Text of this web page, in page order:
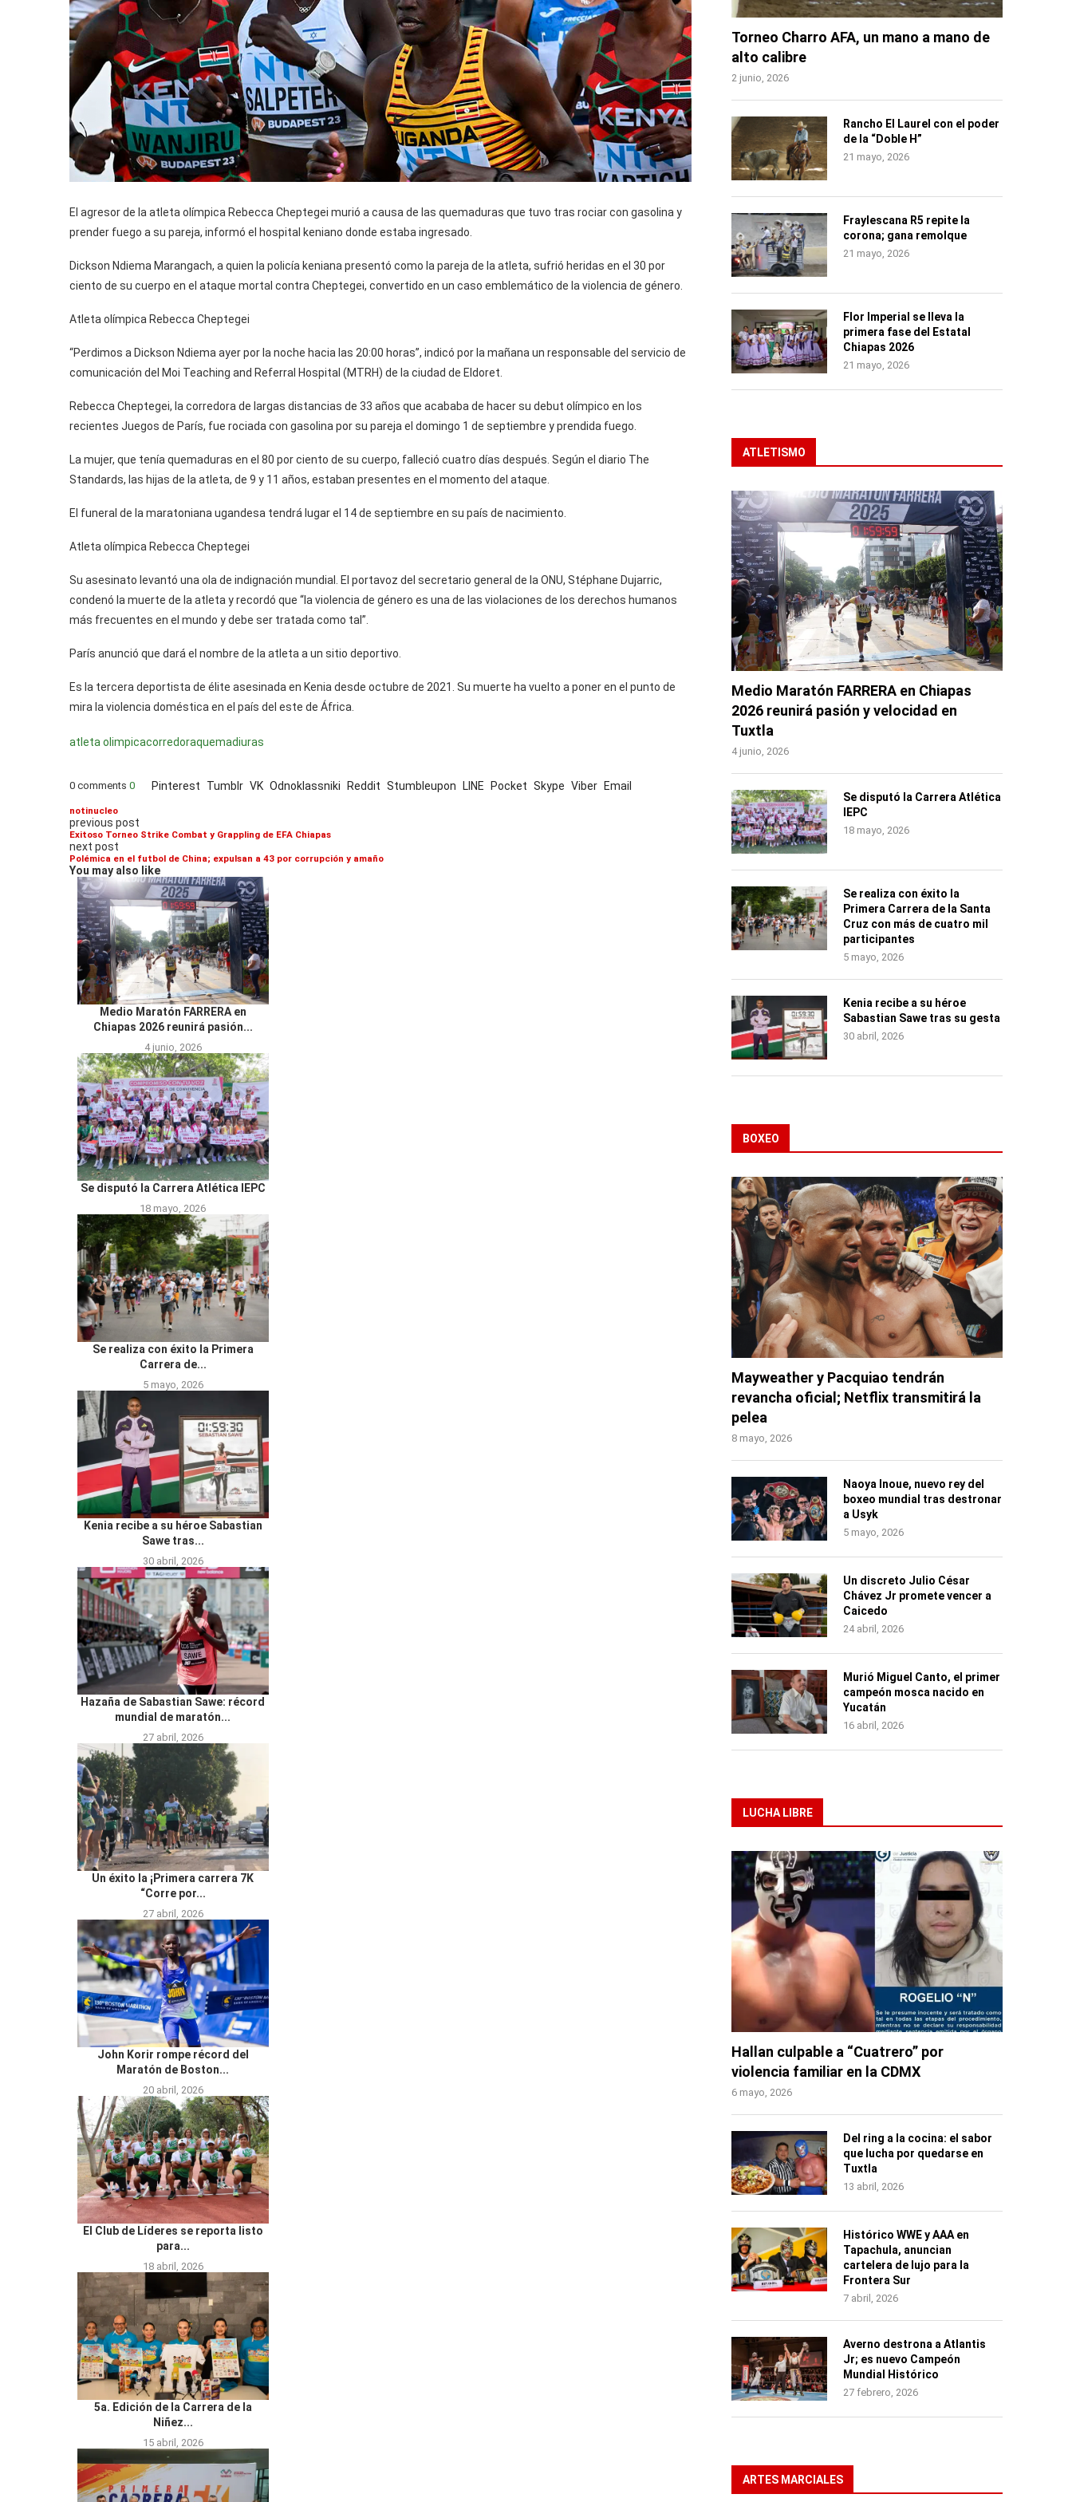
El agresor de la atleta olímpica Rebecca Cheptegei murió a causa de las quemaduras que tuvo tras rociar con gasolina y
prender fuego a su pareja, informó el hospital keniano donde estaba ingresado.
Dickson Ndiema Marangach, a quien la policía keniana presentó como la pareja de la atleta, sufrió heridas en el 30 por
ciento de su cuerpo en el ataque mortal contra Cheptegei, convertido en un caso emblemático de la violencia de género.
Atleta olímpica Rebecca Cheptegei
“Perdimos a Dickson Ndiema ayer por la noche hacia las 20:00 horas”, indicó por la mañana un responsable del servicio de
comunicación del Moi Teaching and Referral Hospital (MTRH) de la ciudad de Eldoret.
Rebecca Cheptegei, la corredora de largas distancias de 33 años que acababa de hacer su debut olímpico en los
recientes Juegos de París, fue rociada con gasolina por su pareja el domingo 1 de septiembre y prendida fuego.
La mujer, que tenía quemaduras en el 80 por ciento de su cuerpo, falleció cuatro días después. Según el diario The
Standards, las hijas de la atleta, de 9 y 11 años, estaban presentes en el momento del ataque.
El funeral de la maratoniana ugandesa tendrá lugar el 14 de septiembre en su país de nacimiento.
Atleta olímpica Rebecca Cheptegei
Su asesinato levantó una ola de indignación mundial. El portavoz del secretario general de la ONU, Stéphane Dujarric,
condenó la muerte de la atleta y recordó que “la violencia de género es una de las violaciones de los derechos humanos
más frecuentes en el mundo y debe ser tratada como tal”.
París anunció que dará el nombre de la atleta a un sitio deportivo.
Es la tercera deportista de élite asesinada en Kenia desde octubre de 2021. Su muerte ha vuelto a poner en el punto de
mira la violencia doméstica en el país del este de África.
atleta olimpicacorredoraquemadiuras
0 comments 0 Pinterest Tumblr VK Odnoklassniki Reddit Stumbleupon LINE Pocket Skype Viber Email
notinucleo
previous post
Exitoso Torneo Strike Combat y Grappling de EFA Chiapas
next post
Polémica en el futbol de China; expulsan a 43 por corrupción y amaño
You may also like
Medio Maratón FARRERA en
Chiapas 2026 reunirá pasión...
4 junio, 2026
Se disputó la Carrera Atlética IEPC
18 mayo, 2026
Se realiza con éxito la Primera
Carrera de...
5 mayo, 2026
Kenia recibe a su héroe Sabastian
Sawe tras...
30 abril, 2026
Hazaña de Sabastian Sawe: récord
mundial de maratón...
27 abril, 2026
Un éxito la ¡Primera carrera 7K
“Corre por...
27 abril, 2026
John Korir rompe récord del
Maratón de Boston...
20 abril, 2026
El Club de Líderes se reporta listo
para...
18 abril, 2026
5a. Edición de la Carrera de la
Niñez...
15 abril, 2026
Torneo Charro AFA, un mano a mano de
alto calibre
2 junio, 2026
Rancho El Laurel con el poder
de la “Doble H”
21 mayo, 2026
Fraylescana R5 repite la
corona; gana remolque
21 mayo, 2026
Flor Imperial se lleva la
primera fase del Estatal
Chiapas 2026
21 mayo, 2026
ATLETISMO
Medio Maratón FARRERA en Chiapas
2026 reunirá pasión y velocidad en
Tuxtla
4 junio, 2026
Se disputó la Carrera Atlética
IEPC
18 mayo, 2026
Se realiza con éxito la
Primera Carrera de la Santa
Cruz con más de cuatro mil
participantes
5 mayo, 2026
Kenia recibe a su héroe
Sabastian Sawe tras su gesta
30 abril, 2026
BOXEO
Mayweather y Pacquiao tendrán
revancha oficial; Netflix transmitirá la
pelea
8 mayo, 2026
Naoya Inoue, nuevo rey del
boxeo mundial tras destronar
a Usyk
5 mayo, 2026
Un discreto Julio César
Chávez Jr promete vencer a
Caicedo
24 abril, 2026
Murió Miguel Canto, el primer
campeón mosca nacido en
Yucatán
16 abril, 2026
LUCHA LIBRE
Hallan culpable a “Cuatrero” por
violencia familiar en la CDMX
6 mayo, 2026
Del ring a la cocina: el sabor
que lucha por quedarse en
Tuxtla
13 abril, 2026
Histórico WWE y AAA en
Tapachula, anuncian
cartelera de lujo para la
Frontera Sur
7 abril, 2026
Averno destrona a Atlantis
Jr; es nuevo Campeón
Mundial Histórico
27 febrero, 2026
ARTES MARCIALES